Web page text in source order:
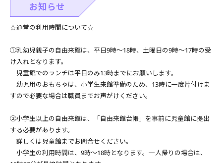
お知らせ
☆通常の利用時間について☆
①乳幼児親子の自由来館は、平日9時～18時、土曜日の9時～17時の受
け入れとなります。
児童館でのランチは平日のみ13時までにお願いします。
幼児用のおもちゃは、小学生来館準備のため、13時に一度片付けま
すので必要な場合は職員までお声がけください。
②小学生以上の自由来館は、「自由来館台帳」を事前に児童館に提出
する必要があります。
詳しくは児童館までお問合せください。
小学生の利用時間は、9時～18時となります。一人帰りの場合は、